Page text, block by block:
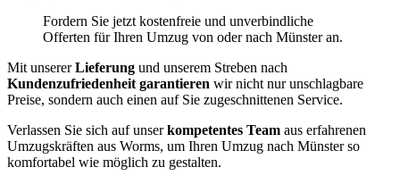
Fordern Sie jetzt kostenfreie und unverbindliche
Offerten für Ihren Umzug von oder nach Münster an.
Mit unsererLieferung und unserem Streben nach
Kundenzufriedenheit garantieren wir nicht nur unschlagbare
Preise, sondern auch einen auf Sie zugeschnittenen Service.
Verlassen Sie sich auf unserkompetentes Team aus erfahrenen
Umzugskräften aus Worms, um Ihren Umzug nach Münster so
komfortabel wie möglich zu gestalten.